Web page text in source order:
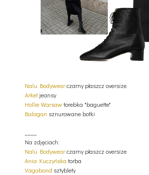
Nalu Bodywearczarny płaszcz oversize
Arketjeansy
Hollie Warsawtorebka "baguette"
Balagan sznurowane botki
Na zdjęciach:
Nalu Bodywearczarny płaszcz oversize
Ania Kuczyńska torba
Vagabond sztyblety